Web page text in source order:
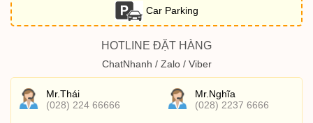
Car Parking
HOTLINE ĐẶT HÀNG
ChatNhanh / Zalo / Viber
Mr.Thái
(028) 224 66666
Mr.Nghĩa
(028) 2237 6666